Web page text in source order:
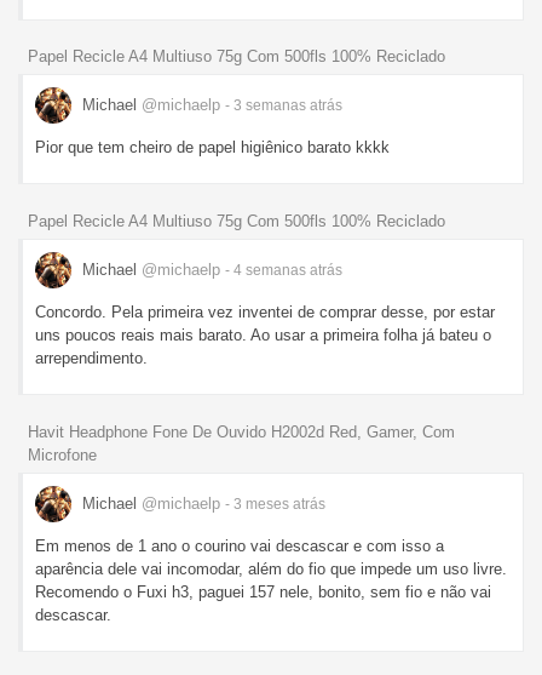
Papel Recicle A4 Multiuso 75g Com 500fls 100% Reciclado
Michael @michaelp - 3 semanas atrás
Pior que tem cheiro de papel higiênico barato kkkk
Papel Recicle A4 Multiuso 75g Com 500fls 100% Reciclado
Michael @michaelp - 4 semanas atrás
Concordo. Pela primeira vez inventei de comprar desse, por estar
uns poucos reais mais barato. Ao usar a primeira folha já bateu o
arrependimento.
Havit Headphone Fone De Ouvido H2002d Red, Gamer, Com
Microfone
Michael @michaelp - 3 meses atrás
Em menos de 1 ano o courino vai descascar e com isso a
aparência dele vai incomodar, além do fio que impede um uso livre.
Recomendo o Fuxi h3, paguei 157 nele, bonito, sem fio e não vai
descascar.